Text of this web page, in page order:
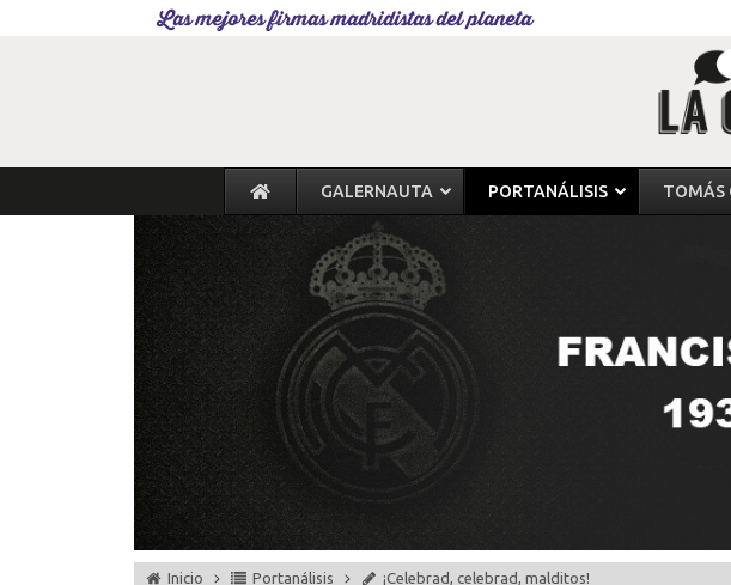
Las mejores firmas madridistas del planeta
GALERNAUTA PORTANÁLISIS TOMÁS
Inicio Portanálisis ¡Celebrad, celebrad, malditos!